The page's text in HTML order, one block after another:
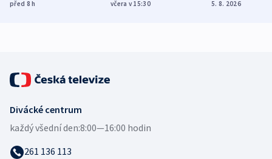
před 8h včera v 15:30 5. 8. 2026
Divácké centrum
každý všední den:8:00—16:00 hodin
261 136 113